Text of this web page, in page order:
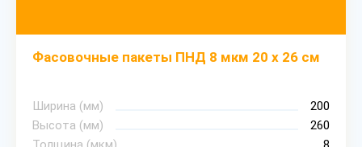
Фасовочные пакеты ПНД 8 мкм 20 х 26 см
Ширина (мм)
200
Высота (мм)
260